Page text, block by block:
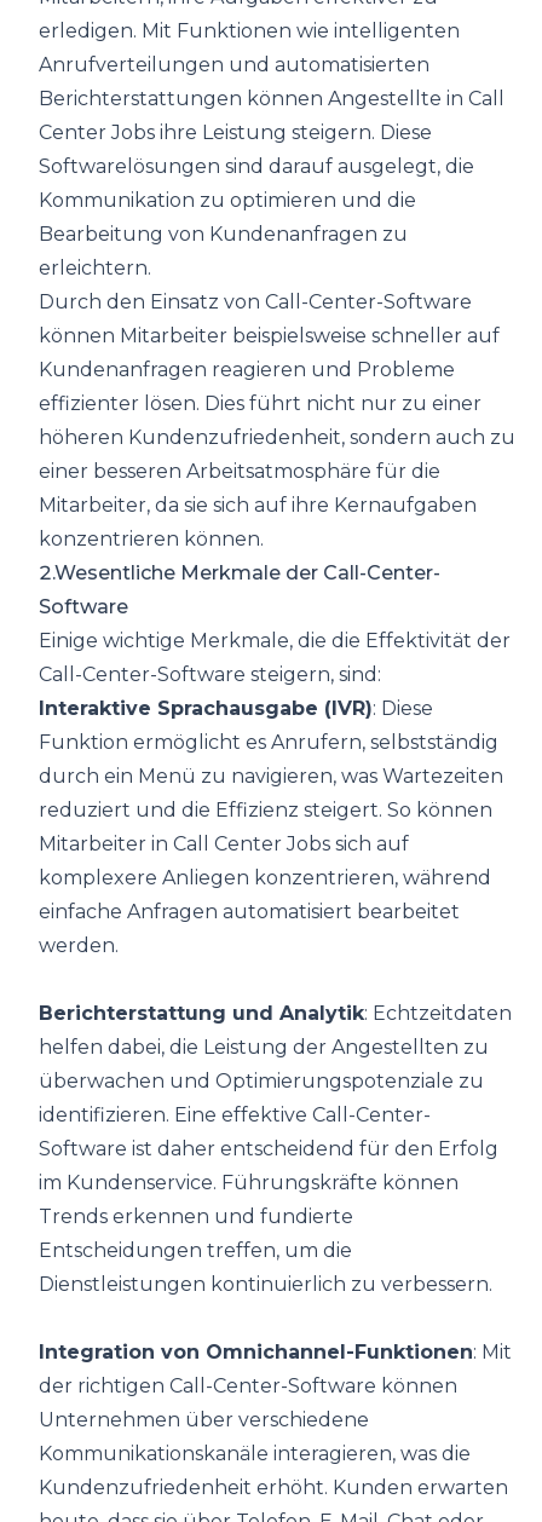
erledigen. Mit Funktionen wie intelligenten
Anrufverteilungen und automatisierten
Berichterstattungen können Angestellte in Call
Center Jobs ihre Leistung steigern. Diese
Softwarelösungen sind darauf ausgelegt, die
Kommunikation zu optimieren und die
Bearbeitung von Kundenanfragen zu
erleichtern.
Durch den Einsatz von Call-Center-Software
können Mitarbeiter beispielsweise schneller auf
Kundenanfragen reagieren und Probleme
effizienter lösen. Dies führt nicht nur zu einer
höheren Kundenzufriedenheit, sondern auch zu
einer besseren Arbeitsatmosphäre für die
Mitarbeiter, da sie sich auf ihre Kernaufgaben
konzentrieren können.
2.Wesentliche Merkmale der Call-Center-
Software
Einige wichtige Merkmale, die die Effektivität der
Call-Center-Software steigern, sind:
Interaktive Sprachausgabe (IVR): Diese
Funktion ermöglicht es Anrufern, selbstständig
durch ein Menü zu navigieren, was Wartezeiten
reduziert und die Effizienz steigert. So können
Mitarbeiter in Call Center Jobs sich auf
komplexere Anliegen konzentrieren, während
einfache Anfragen automatisiert bearbeitet
werden.
Berichterstattung und Analytik: Echtzeitdaten
helfen dabei, die Leistung der Angestellten zu
überwachen und Optimierungspotenziale zu
identifizieren. Eine effektive Call-Center-
Software ist daher entscheidend für den Erfolg
im Kundenservice. Führungskräfte können
Trends erkennen und fundierte
Entscheidungen treffen, um die
Dienstleistungen kontinuierlich zu verbessern.
Integration von Omnichannel-Funktionen: Mit
der richtigen Call-Center-Software können
Unternehmen über verschiedene
Kommunikationskanäle interagieren, was die
Kundenzufriedenheit erhöht. Kunden erwarten